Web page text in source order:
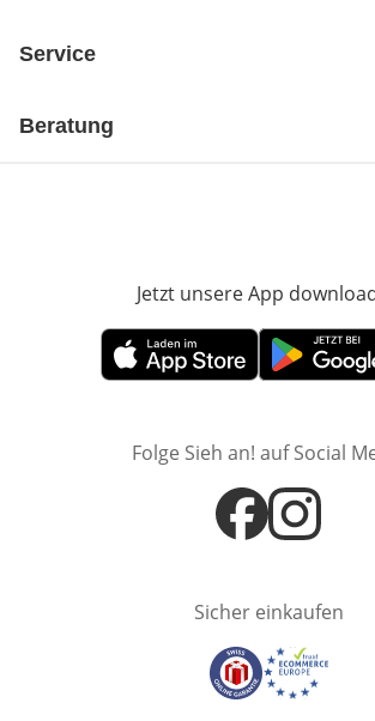
Service
Beratung
Jetzt unsere App
Öffnet in neuem Fenster
Öffnet in
Folge Sieh an! auf Social
Öffnet in neuem
Öffnet in
Sicher einkaufen
Öffnet in neuem
Öffnet in